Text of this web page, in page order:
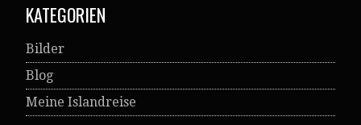
KATEGORIEN
Bilder
Blog
Meine Islandreise